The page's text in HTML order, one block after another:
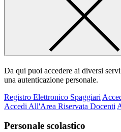
Da qui puoi accedere ai diversi
una autenticazione personale.
Registro Elettronico Spaggiari
Accedi All'Area Riservata Docenti
Personale scolastico